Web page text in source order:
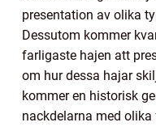
presentation av olika
Dessutom kommer
farligaste hajen att
om hur dessa hajar
kommer en historisk
nackdelarna med